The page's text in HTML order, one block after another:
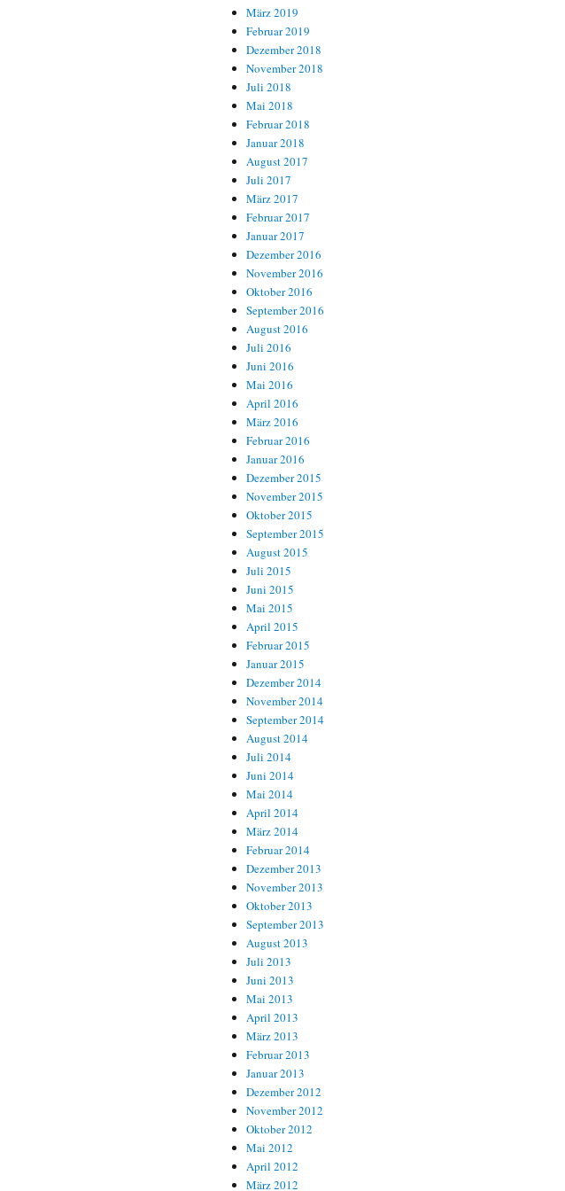
März 2019
Februar 2019
Dezember 2018
November 2018
Juli 2018
Mai 2018
Februar 2018
Januar 2018
August 2017
Juli 2017
März 2017
Februar 2017
Januar 2017
Dezember 2016
November 2016
Oktober 2016
September 2016
August 2016
Juli 2016
Juni 2016
Mai 2016
April 2016
März 2016
Februar 2016
Januar 2016
Dezember 2015
November 2015
Oktober 2015
September 2015
August 2015
Juli 2015
Juni 2015
Mai 2015
April 2015
Februar 2015
Januar 2015
Dezember 2014
November 2014
September 2014
August 2014
Juli 2014
Juni 2014
Mai 2014
April 2014
März 2014
Februar 2014
Dezember 2013
November 2013
Oktober 2013
September 2013
August 2013
Juli 2013
Juni 2013
Mai 2013
April 2013
März 2013
Februar 2013
Januar 2013
Dezember 2012
November 2012
Oktober 2012
Mai 2012
April 2012
März 2012